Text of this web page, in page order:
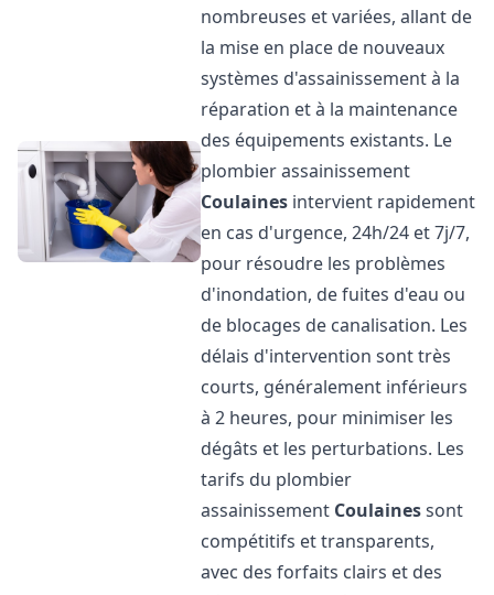
nombreuses et variées, allant de
la mise en place de nouveaux
systèmes d'assainissement à la
réparation et à la maintenance
des équipements existants. Le
plombier assainissement
Coulaines intervient rapidement
en cas d'urgence, 24h/24 et 7j/7,
pour résoudre les problèmes
d'inondation, de fuites d'eau ou
de blocages de canalisation. Les
délais d'intervention sont très
courts, généralement inférieurs
à 2 heures, pour minimiser les
dégâts et les perturbations. Les
tarifs du plombier
assainissement Coulainessont
compétitifs et transparents,
avec des forfaits clairs et des